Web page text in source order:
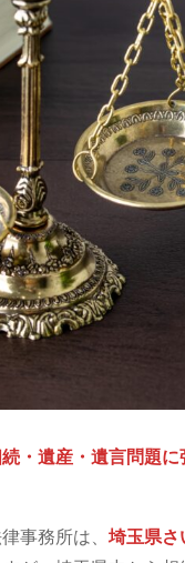
・遺産・遺言問題
事務所は、 埼玉県さ